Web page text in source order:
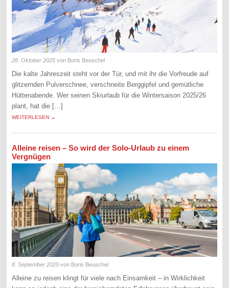
28. Oktober 2025 von Boris Beuschel
Die kalte Jahreszeit steht vor der Tür, und mit ihr die Vorfreude auf
glitzernden Pulverschnee, verschneite Berggipfel und gemütliche
Hüttenabende. Wer seinen Skiurlaub für die Wintersaison 2025/26
plant, hat die […]
WEITERLESEN →
Alleine reisen – So wird der Solo-Urlaub zu einem
Vergnügen
8. September 2025 von Boris Beuschel
Alleine zu reisen klingt für viele nach Einsamkeit – in Wirklichkeit